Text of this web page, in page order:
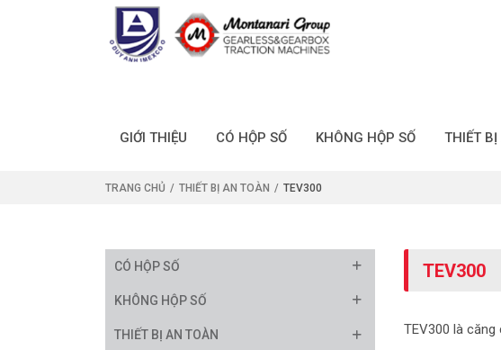
GIỚI THIỆU CÓ HỘP SỐ KHÔNG HỘP SỐ THIẾT
TRANG CHỦ THIẾT BỊ AN TOÀN TEV300
CÓ HỘP SỐ
KHÔNG HỘP SỐ
THIẾT BỊ AN TOÀN
TEV300
TEV300 là